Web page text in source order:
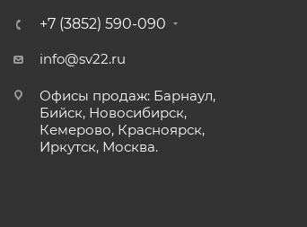
+7 (3852) 590-090
info@sv22.ru
Офисы продаж: Барнаул,
Бийск, Новосибирск,
Кемерово, Красноярск,
Иркутск, Москва.